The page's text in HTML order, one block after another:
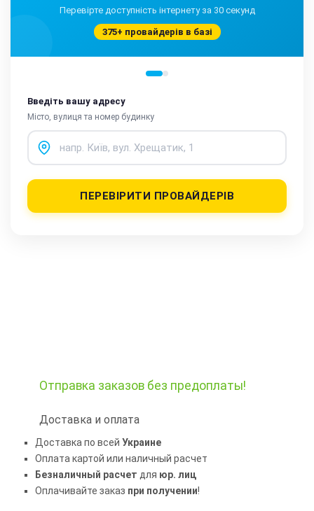
Перевірте доступність інтернету за 30 секунд
375+ провайдерів в базі
Введіть вашу адресу
Місто, вулиця та номер будинку
ПЕРЕВІРИТИ ПРОВАЙДЕРІВ
Отправка заказов без предоплаты!
Доставка и оплата
Доставка по всей Украине
Оплата картой или наличный расчет
Безналичный расчет для юр. лиц
Оплачивайте заказ при получении!